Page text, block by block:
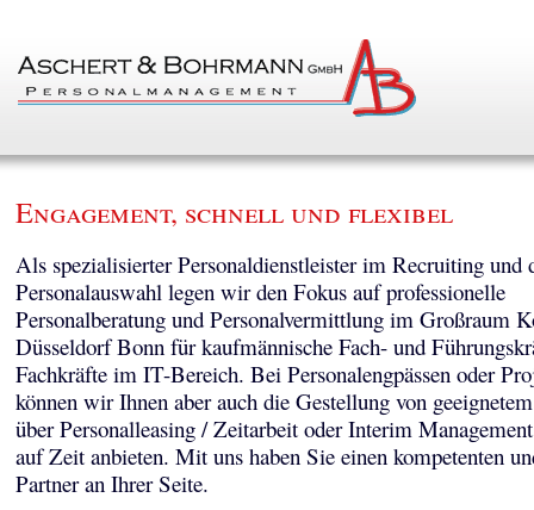
Engagement, schnell und flexibel
Als spezialisierter Personaldienstleister im Recruiting und
Personalauswahl legen wir den Fokus auf professionelle
Personalberatung und Personalvermittlung im Großraum
Düsseldorf Bonn für kaufmännische Fach- und
Fachkräfte im IT-Bereich. Bei Personalengpässen oder
können wir Ihnen aber auch die Gestellung von
über Personalleasing / Zeitarbeit oder Interim
auf Zeit anbieten. Mit uns haben Sie einen kompetenten
Partner an Ihrer Seite.